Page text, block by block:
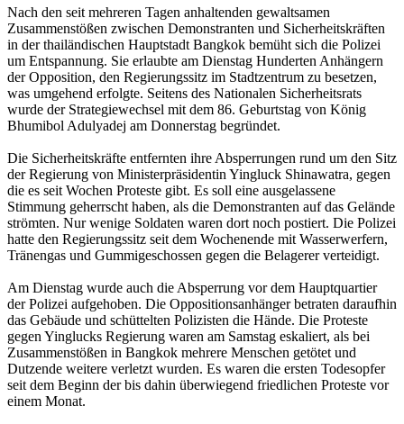
Nach den seit mehreren Tagen anhaltenden gewaltsamen
Zusammenstößen zwischen Demonstranten und Sicherheitskräften
in der thailändischen Hauptstadt Bangkok bemüht sich die Polizei
um Entspannung. Sie erlaubte am Dienstag Hunderten Anhängern
der Opposition, den Regierungssitz im Stadtzentrum zu besetzen,
was umgehend erfolgte. Seitens des Nationalen Sicherheitsrats
wurde der Strategiewechsel mit dem 86. Geburtstag von König
Bhumibol Adulyadej am Donnerstag begründet.
Die Sicherheitskräfte entfernten ihre Absperrungen rund um den Sitz
der Regierung von Ministerpräsidentin Yingluck Shinawatra, gegen
die es seit Wochen Proteste gibt. Es soll eine ausgelassene
Stimmung geherrscht haben, als die Demonstranten auf das Gelände
strömten. Nur wenige Soldaten waren dort noch postiert. Die Polizei
hatte den Regierungssitz seit dem Wochenende mit Wasserwerfern,
Tränengas und Gummigeschossen gegen die Belagerer verteidigt.
Am Dienstag wurde auch die Absperrung vor dem Hauptquartier
der Polizei aufgehoben. Die Oppositionsanhänger betraten daraufhin
das Gebäude und schüttelten Polizisten die Hände. Die Proteste
gegen Yinglucks Regierung waren am Samstag eskaliert, als bei
Zusammenstößen in Bangkok mehrere Menschen getötet und
Dutzende weitere verletzt wurden. Es waren die ersten Todesopfer
seit dem Beginn der bis dahin überwiegend friedlichen Proteste vor
einem Monat.